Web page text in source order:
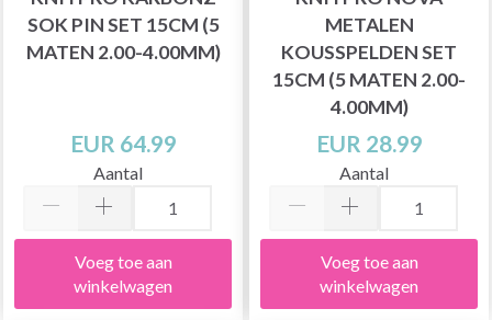
SOK PIN SET 15CM (5
MATEN 2.00-4.00MM)
EUR 64.99
Aantal
Voeg toe aan
winkelwagen
METALEN
KOUSSPELDEN SET
15CM (5 MATEN 2.00-
4.00MM)
EUR 28.99
Aantal
Voeg toe aan
winkelwagen